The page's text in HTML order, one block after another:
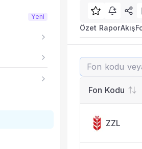
Yeni
DP8 fonu rakip
TEFAS DP8 fonu
Fon verileri hangi
DP8 fonunu diğer
Evet. Fon detay
Fon Detay— İlgili
Fon Portföyü
Özet RaporAkış
DP8
Fon Kodu
ZZL